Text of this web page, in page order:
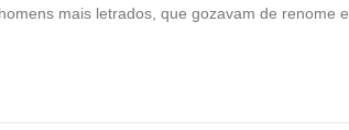
mais letrados, que gozavam de renome e